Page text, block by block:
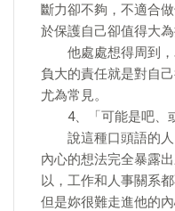
斷力卻不夠，不適合
於保護自己卻值得大為
他處處想得周到，
負大的責任就是對自
尤為常見。
4、「可能是吧、或
說這種口頭語的人
內心的想法完全暴露
以，工作和人事關系
但是妳很難走進他的